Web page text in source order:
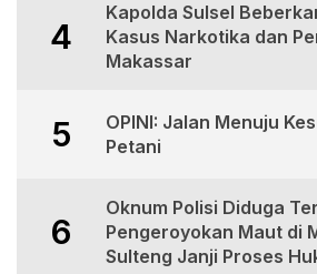
4
Kapolda Sulsel
Kasus Narkotika dan
Makassar
5
OPINI: Jalan Menuju
Petani
6
Oknum Polisi Diduga
Pengeroyokan Maut di
Sulteng Janji Proses